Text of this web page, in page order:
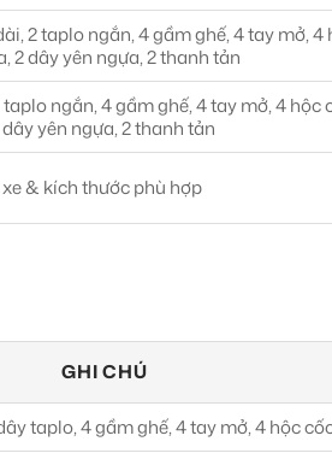
2 taplo ngắn, 4 gầm ghế, 4 tay mở, 4
2 dây yên ngựa, 2 thanh tản
ngắn, 4 gầm ghế, 4 tay mở, 4 hộc
dây yên ngựa, 2 thanh tản
& kích thước phù hợp
GHI CHÚ
taplo, 4 gầm ghế, 4 tay mở, 4 hộc